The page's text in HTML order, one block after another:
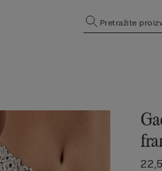
Pretražite